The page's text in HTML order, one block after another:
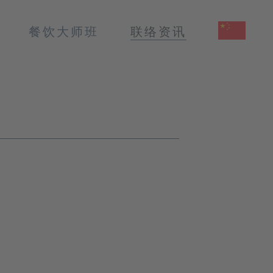
餐饮大师班 联络资讯